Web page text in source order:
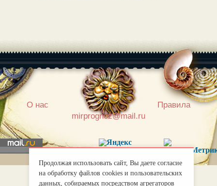
О нас |
Правила
mirprognoz@mail.ru
Продолжая использовать сайт, Вы даете согласие
на обработку файлов cookies и пользовательских
данных, собираемых посредством агрегаторов